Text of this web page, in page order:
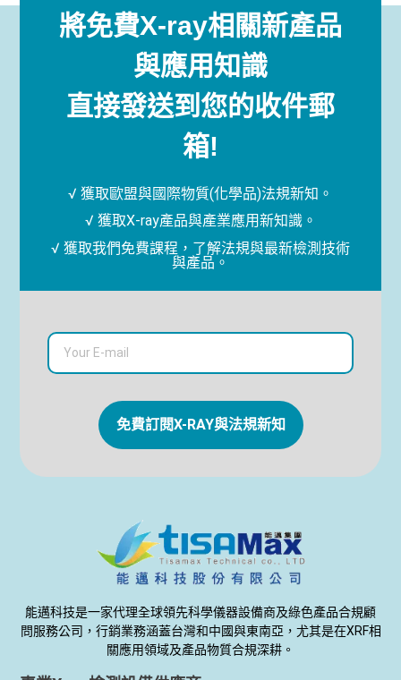
將免費X-ray相關新產品
與應用知識
直接發送到您的收件郵
箱!
√ 獲取歐盟與國際物質(化學品)法規新知。
√ 獲取X-ray產品與產業應用新知識。
√ 獲取我們免費課程，了解法規與最新檢測技術
與產品。
免費訂閱X-RAY與法規新知
能邁科技是一家代理全球領先科學儀器設備商及綠色產品合規顧
問服務公司，行銷業務涵蓋台灣和中國與東南亞，尤其是在XRF相
關應用領域及產品物質合規深耕。